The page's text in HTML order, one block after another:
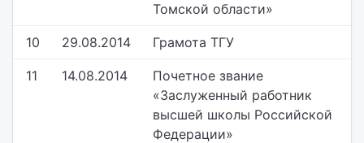
Томской области»
10 29.08.2014 Грамота ТГУ
11 14.08.2014
Почетное звание
«Заслуженный работник
высшей школы Российской
Федерации»